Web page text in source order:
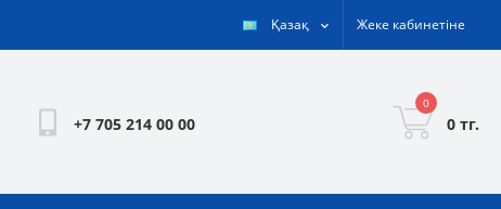
Қазақ Жеке кабинетіне
+7 705 214 00 00
0
0 тг.